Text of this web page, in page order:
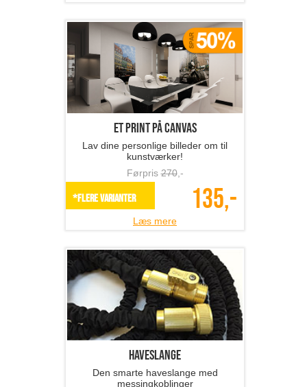
Et print på canvas
Lav dine personlige billeder om til
kunstværker!
Førpris270,-
*Flere varianter 135,-
Læs mere
Haveslange
Den smarte haveslange med
messingkoblinger